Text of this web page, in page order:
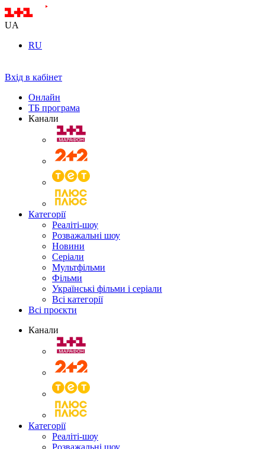
UA
RU
Вхід в кабінет
Онлайн
ТБ програма
Канали
Категорії
Реаліті-шоу
Розважальні шоу
Новини
Серіали
Мультфільми
Фільми
Українські фільми і серіали
Всі категорії
Всі проєкти
Канали
Категорії
Реаліті-шоу
Розважальні шоу